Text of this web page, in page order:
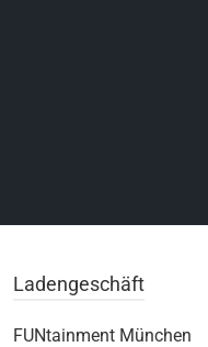
Ladengeschäft
FUNtainment München